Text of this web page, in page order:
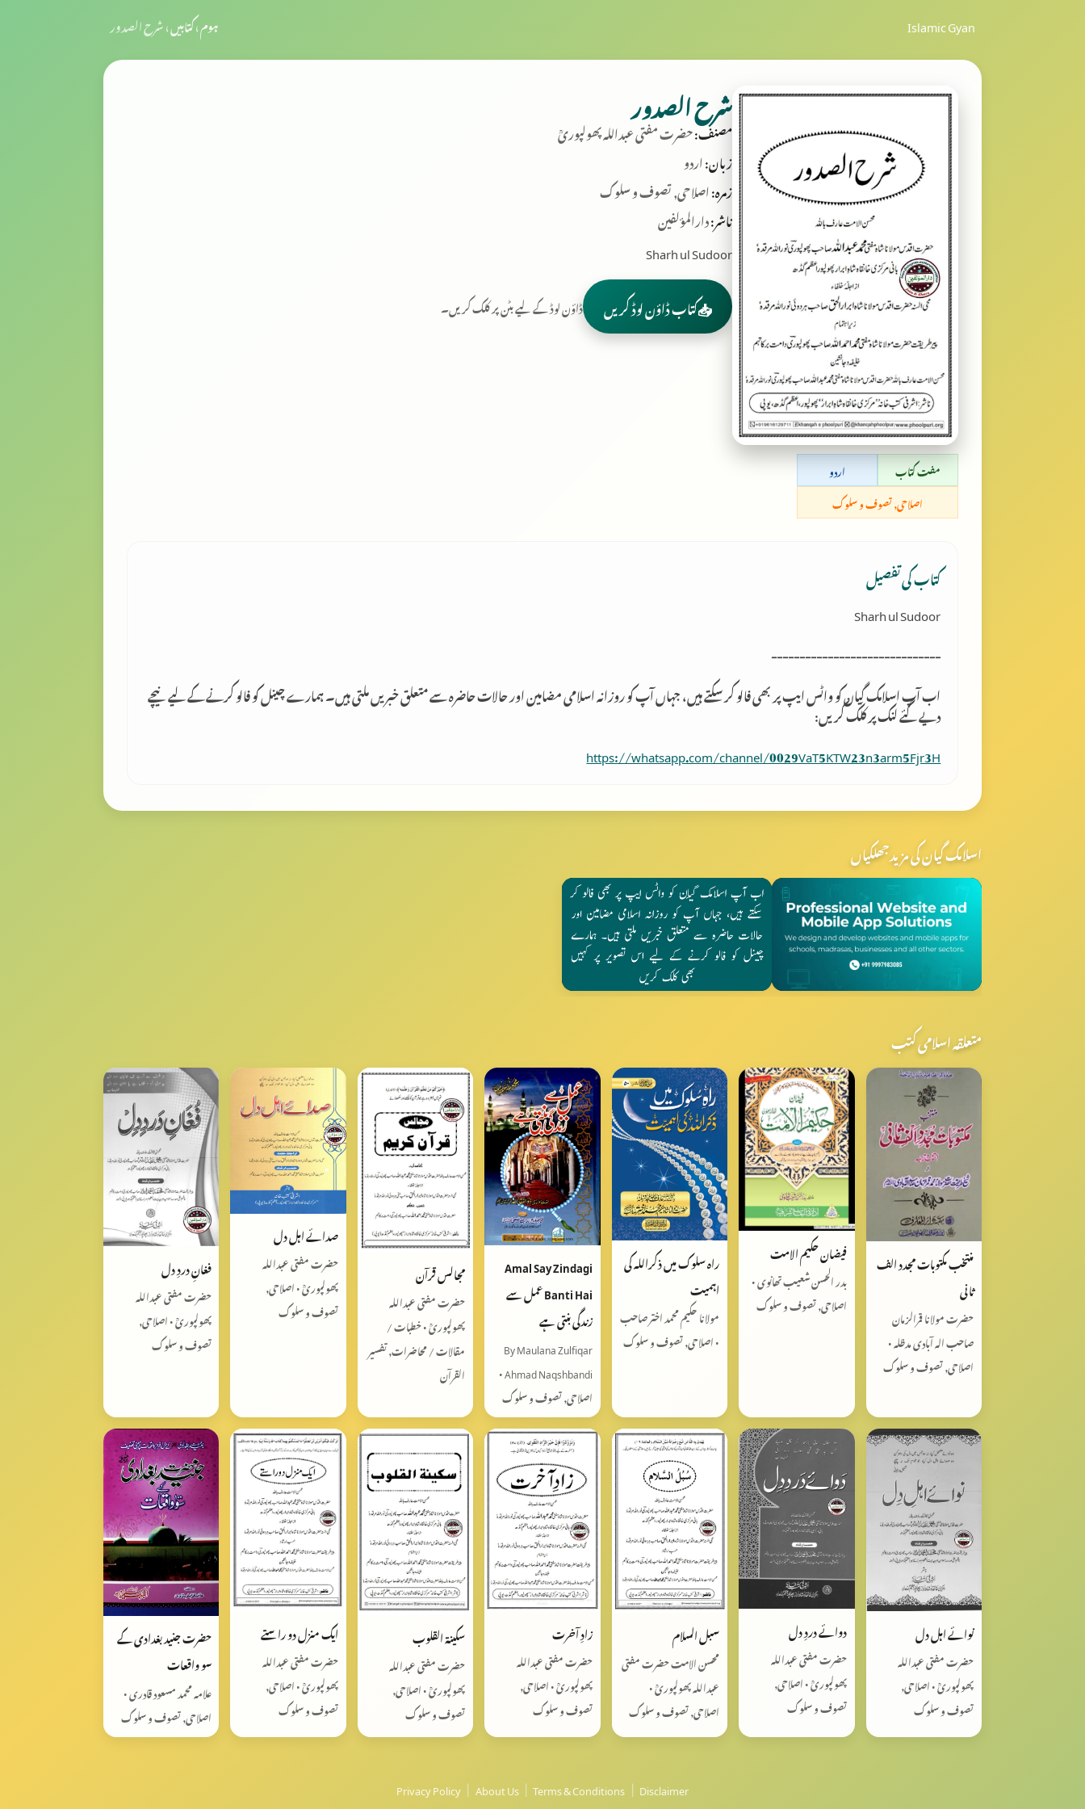
Islamic Gyan ہوم›کتابیں›شرح الصدور
مفت کتاب
اردو
اصلاحی, تصوف و سلوک
شرح الصدور
مصنف:حضرت مفتی عبداللہ پھولپوریؒ
زبان:اردو
زمرہ:اصلاحی, تصوف و سلوک
ناشر:دارالمؤلفین
Sharh ul Sudoor
📥کتاب ڈاؤن لوڈ کریں ڈاؤن لوڈ کے لیے بٹن پر کلک کریں۔
کتاب کی تفصیل
Sharh ul Sudoor
------------------------------
اب آپ اسلامک گِیان کو واٹس ایپ پر بھی فالو کر سکتے ہیں، جہاں آپ کو روزانہ اسلامی مضامین اور حالات حاضرہ سے متعلق خبریں ملتی ہیں۔ ہمارے چینل کو فالو کرنے کے لیے نیچے
دیے گئے لنک پر کلک کریں:
https://whatsapp.com/channel/0029VaT5KTW23n3arm5Fjr3H
اسلامک گیان کی مزید جھلکیاں
متعلقہ اسلامی کتب
منتخب مکتوبات مجدد‌ الف
ثانی
حضرت مولانا قمرالزمان
صاحب الہ آبادی مدظلہ •
اصلاحی, تصوف و سلوک
فیضان حکیم الامت
بدر الحسن شعیب تھانوی •
اصلاحی, تصوف و سلوک
راہ سلوک میں ذکراللہ کی
اہمیت
مولانا حکیم محمد اختر صاحب
• اصلاحی, تصوف و سلوک
Amal Say Zindagi
Banti Hai عمل سے
زندگی بنتی ہے
By Maulana Zulfiqar
Ahmad Naqshbandi •
اصلاحی, تصوف و سلوک
مجالس قرآن
حضرت مفتی عبداللہ
پھولپوریؒ • خطبات /
مقالات / محاضرات, تفسیر
القرآن
صدائے اہل دل
حضرت مفتی عبداللہ
پھولپوریؒ • اصلاحی,
تصوف و سلوک
فغانِ دردِ دل
حضرت مفتی عبداللہ
پھولپوریؒ • اصلاحی,
تصوف و سلوک
نوائے اہل دل
حضرت مفتی عبداللہ
پھولپوریؒ • اصلاحی,
تصوف و سلوک
دوائے دردِ دل
حضرت مفتی عبداللہ
پھولپوریؒ • اصلاحی,
تصوف و سلوک
سبل السلام
محسن‌ الامت حضرت مفتی
عبداللہ پھولپوریؒ •
اصلاحی, تصوف و سلوک
زادِ آخرت
حضرت مفتی عبداللہ
پھولپوریؒ • اصلاحی,
تصوف و سلوک
سکینۃ القلوب
حضرت مفتی عبداللہ
پھولپوریؒ • اصلاحی,
تصوف و سلوک
ایک منزل دو راستے
حضرت مفتی عبداللہ
پھولپوریؒ • اصلاحی,
تصوف و سلوک
حضرت جنید بغدادی کے
سو واقعات
علامہ محمد مسعود قادری •
اصلاحی, تصوف و سلوک
Privacy Policy | About Us | Terms & Conditions | Disclaimer